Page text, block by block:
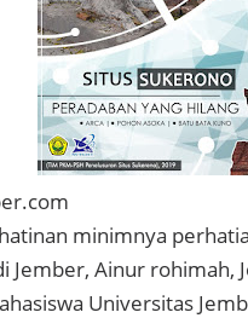
minimnya
Jember, Ainur rohimah,
Universitas